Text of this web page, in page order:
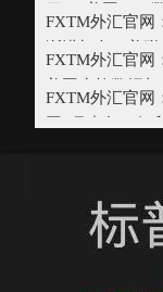
腰”，美国ADP
FXTM外汇官网
渐进加息，美
FXTM外汇官网
美国疲软数据与
FXTM外汇官网